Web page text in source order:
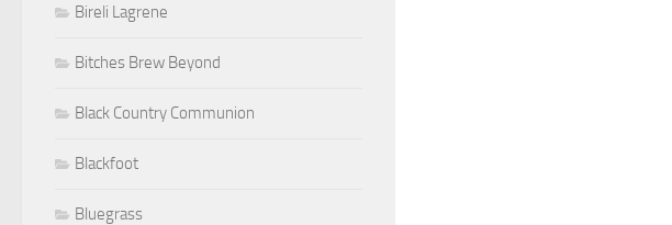
Bireli Lagrene
Bitches Brew Beyond
Black Country Communion
Blackfoot
Bluegrass